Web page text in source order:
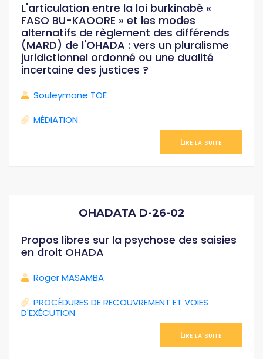
L'articulation entre la loi burkinabè «
FASO BU-KAOORE » et les modes
alternatifs de règlement des différends
(MARD) de l'OHADA : vers un pluralisme
juridictionnel ordonné ou une dualité
incertaine des justices ?
Souleymane TOE
MÉDIATION
Lire la suite
OHADATA D-26-02
Propos libres sur la psychose des saisies
en droit OHADA
Roger MASAMBA
PROCÉDURES DE RECOUVREMENT ET VOIES
D'EXÉCUTION
Lire la suite